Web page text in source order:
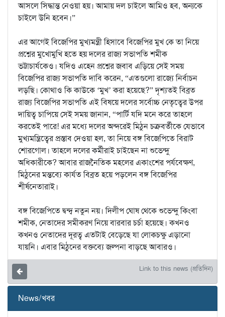
আসলে সিদ্ধান্ত নেওয়া হয়। আমায় দল চাইলে আমিও হব, অন্যকে
চাইলে উনি হবেন।”
এর আগেই বিজেপির মুখ্যমন্ত্রী হিসাবে বিজেপির মুখ কে তা নিয়ে
প্রশ্নের মুখোমুখি হতে হয় দলের রাজ্য সভাপতি শমীক
ভট্টাচার্যকেও। যদিও এহেন প্রশ্নের জবাব এড়িয়ে সেই সময়
বিজেপির রাজ্য সভাপতি দাবি করেন, “এতগুলো রাজ্যে নির্বাচন
লড়ছি। কোথাও কি কাউকে ‘মুখ’ করা হয়েছে?” দৃশ্যতই বিব্রত
রাজ্য বিজেপির সভাপতি এই বিষয়ে দলের সর্বোচ্চ নেতৃত্বের উপর
দায়িত্ব চাপিয়ে সেই সময় জানান, “পার্টি যদি মনে করে তাহলে
করতেই পারে! এর মধ্যে দলের অন্দরেই মিঠুন চক্রবর্তীকে যেভাবে
মুখ্যমন্ত্রিত্বের প্রস্তাব দেওয়া হল, তা নিয়ে বঙ্গ বিজেপিতে বিরাট
শোরগোল। তাহলে দলের কর্মীরাই চাইছেন না শুভেন্দু
অধিকারীকে? আবার রাজনৈতিক মহলের একাংশের পর্যবেক্ষণ,
মিঠুনের মন্তব্যে কার্যত বিব্রত হয়ে পড়লেন বঙ্গ বিজেপির
শীর্ষনেতারাই।
বঙ্গ বিজেপিতে দ্বন্দ্ব নতুন নয়। দিলীপ ঘোষ থেকে শুভেন্দু কিংবা
শমীক, নেতাদের সমীকরণ নিয়ে বারবার চর্চা হয়েছে। কখনও
কখনও নেতাদের দূরত্ব এতটাই বেড়েছে যা লোকচক্ষু এড়ানো
যায়নি। এবার মিঠুনের বক্তব্যে জল্পনা বাড়ছে আবারও।
Link to this news (প্রতিদিন)
News/খবর